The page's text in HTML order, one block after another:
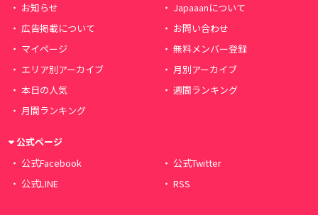
お知らせ
Japaaanについて
広告掲載について
お問い合わせ
マイページ
無料メンバー登録
エリア別アーカイブ
月別アーカイブ
本日の人気
週間ランキング
月間ランキング
公式ページ
公式Facebook
公式Twitter
公式LINE
RSS